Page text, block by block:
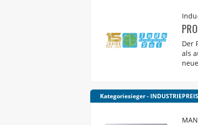
Der
als
Kategoriesieger -